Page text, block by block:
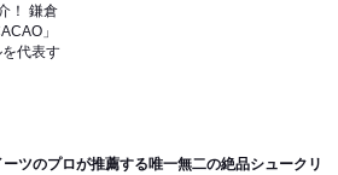
！ 鎌倉
」
代表す
ツのプロが推薦する唯一無二の絶品シュークリ